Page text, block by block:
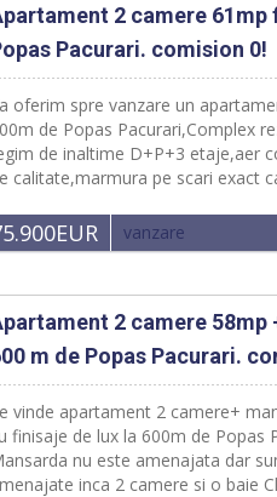
2 camere 61mp
Pacurari. comision 0!
oferim spre vanzare un
de Popas Pacurari,Complex
de inaltime D+P+3 etaje,aer
calitate,marmura pe scari exact
vanzare
2 camere 58mp
m de Popas Pacurari.
vinde apartament 2 camere+
finisaje de lux la 600m de Popas
nu este amenajata dar
inca 2 camere si o baie